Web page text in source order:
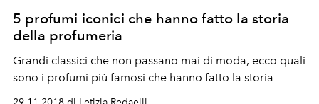
5 profumi iconici che hanno fatto la storia
della profumeria
Grandi classici che non passano mai di moda, ecco quali
sono i profumi più famosi che hanno fatto la storia